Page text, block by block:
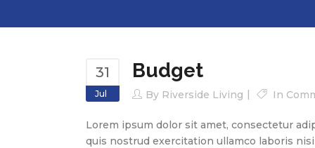
31
Jul
Budget
By Riverside Living In
Lorem ipsum dolor sit amet, consectetur
quis nostrud exercitation ullamco laboris